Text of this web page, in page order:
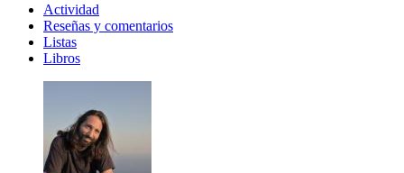
Actividad
Reseñas y comentarios
Listas
Libros